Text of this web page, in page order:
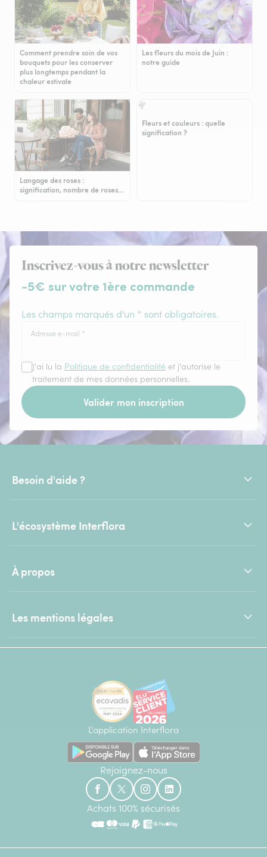
Comment prendre soin de vos
bouquets pour les conserver
plus longtemps pendant la
chaleur estivale
Les fleurs du mois de Juin :
notre guide
Langage des roses :
signification, nombre de roses…
Fleurs et couleurs : quelle
signification ?
Inscrivez-vous à notre newsletter
-5€ sur votre 1ère commande
Les champs marqués d'un * sont obligatoires.
Adresse e-mail *
J'ai lu la Politique de confidentialité et j'autorise le
traitement de mes données personnelles.
Valider mon inscription
Besoin d'aide ?
L'écosystème Interflora
À propos
Les mentions légales
L'application Interflora
Rejoignez-nous
Achats 100% sécurisés